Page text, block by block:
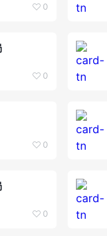
0
0
0
0